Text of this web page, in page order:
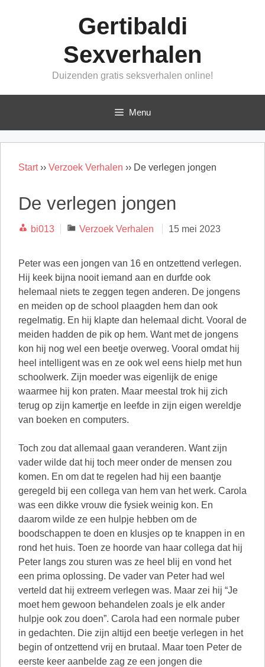
Gertibaldi
Sexverhalen
Duizenden gratis seksverhalen online!
Menu
Start›› Verzoek Verhalen ›› De verlegen jongen
De verlegen jongen
bi013 Categorieën
Verzoek Verhalen 15 mei 2023
Peter was een jongen van 16 en ontzettend verlegen.
Hij keek bijna nooit iemand aan en durfde ook
helemaal niets te zeggen tegen anderen. De jongens
en meiden op de school plaagden hem dan ook
regelmatig. En hij klapte dan helemaal dicht. Vooral de
meiden hadden de pik op hem. Want met de jongens
kon hij nog wel een beetje overweg. Vooral omdat hij
heel intelligent was en ze ook wel eens hielp met hun
schoolwerk. Zijn moeder was eigenlijk de enige
waarmee hij kon praten. Maar meestal trok hij zich
terug op zijn kamertje en leefde in zijn eigen wereldje
van boeken en computers.
Toch zou dat allemaal gaan veranderen. Want zijn
vader wilde dat hij toch meer onder de mensen zou
komen. En om dat te regelen had hij een baantje
geregeld bij een collega van hem van het werk. Carola
was een dikke vrouw die fysiek weinig kon. En
daarom wilde ze een hulpje hebben om de
boodschappen te doen en klusjes op te knappen in en
rond het huis. Toen ze hoorde van haar collega dat hij
Peter langs zou sturen was ze heel blij en vond het
een prima oplossing. De vader van Peter had wel
verteld dat hij extreem verlegen was. Maar zei hij “Je
moet hem gewoon behandelen zoals je elk ander
hulpje ook zou doen”. Carola had een normale puber
in gedachten. Die zijn altijd een beetje verlegen in het
begin of ontzettend vrij en brutaal. Maar toen Peter de
eerste keer aanbelde zag ze een jongen die